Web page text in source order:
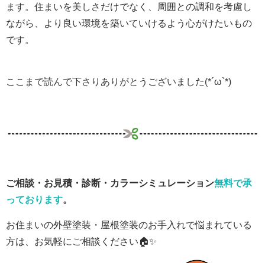
ます。住まいを美しさだけでなく、周囲との調和を考慮し
ながら、より良い環境を築いていけるよう心がけたいもの
です。
ここまで読んで下さりありがとうございました(*´ω`*)
ご相談・お見積・診断・カラーシミュレーション無料で承
っております。
お住まいの外壁塗装・屋根塗装のお手入れで悩まれている
方は、お気軽にご相談ください🏠✨